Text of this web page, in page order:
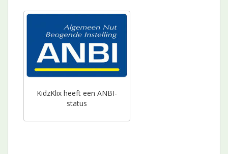
KidzKlix heeft een ANBI-
status